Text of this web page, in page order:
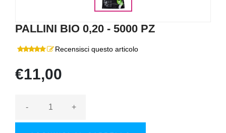
PALLINI BIO 0,20 - 5000 PZ
Recensisci questo articolo
€11,00
- +